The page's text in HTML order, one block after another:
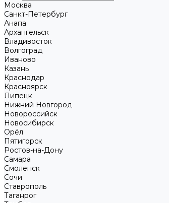
Москва
Санкт-Петербург
Анапа
Архангельск
Владивосток
Волгоград
Иваново
Казань
Краснодар
Красноярск
Липецк
Нижний Новгород
Новороссийск
Новосибирск
Орёл
Пятигорск
Ростов-на-Дону
Самара
Смоленск
Сочи
Ставрополь
Таганрог